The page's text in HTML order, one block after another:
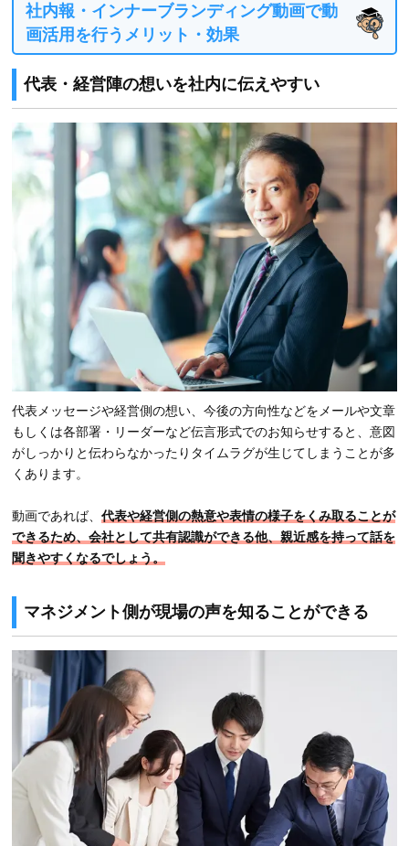
社内報・インナーブランディング動画で動
画活用を行うメリット・効果
代表・経営陣の想いを社内に伝えやすい
代表メッセージや経営側の想い、今後の方向性などをメールや文章
もしくは各部署・リーダーなど伝言形式でのお知らせすると、意図
がしっかりと伝わらなかったりタイムラグが生じてしまうことが多
くあります。
動画であれば、代表や経営側の熱意や表情の様子をくみ取ることが
できるため、会社として共有認識ができる他、親近感を持って話を
聞きやすくなるでしょう。
マネジメント側が現場の声を知ることができる